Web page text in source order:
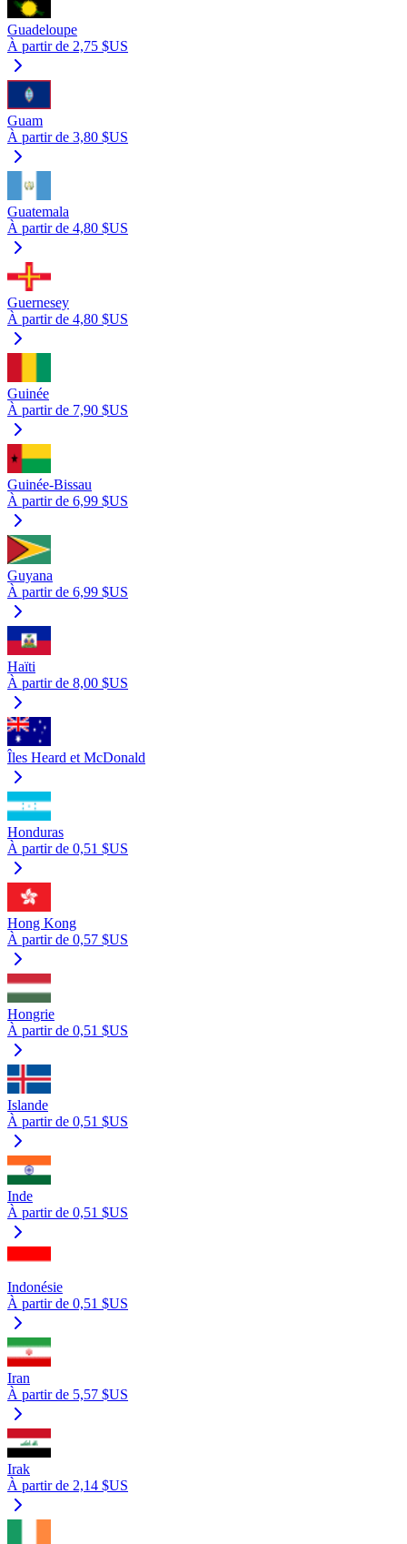
Guadeloupe
À partir de 2,75 $US
Guam
À partir de 3,80 $US
Guatemala
À partir de 4,80 $US
Guernesey
À partir de 4,80 $US
Guinée
À partir de 7,90 $US
Guinée-Bissau
À partir de 6,99 $US
Guyana
À partir de 6,99 $US
Haïti
À partir de 8,00 $US
Îles Heard et McDonald
Honduras
À partir de 0,51 $US
Hong Kong
À partir de 0,57 $US
Hongrie
À partir de 0,51 $US
Islande
À partir de 0,51 $US
Inde
À partir de 0,51 $US
Indonésie
À partir de 0,51 $US
Iran
À partir de 5,57 $US
Irak
À partir de 2,14 $US